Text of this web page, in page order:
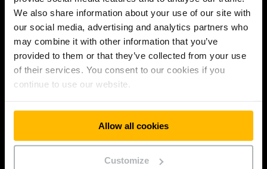
We also share information about your use of our site with
our social media, advertising and analytics partners who
may combine it with other information that you’ve
provided to them or that they’ve collected from your use
of their services. You consent to our cookies if you
continue to use our website.
Allow all cookies
Customize
ZUSAMMENHALT
und für unser Umfeld, indem wir uns vertrauen
und mit Respekt handeln.